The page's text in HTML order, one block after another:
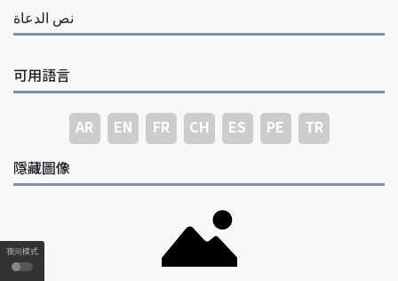
夜间模式
نص الدعاة
可用語言
AR EN FR CH ES PE
TR
隱藏圖像